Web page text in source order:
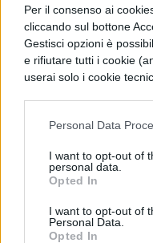
Per il consenso ai
cliccando sul bottone
Gestisci opzioni è
e rifiutare tutti i cookie
userai solo i cookie
Personal Data
I want to opt-out of
personal data.
Opted In
I want to opt-out of
Personal Data.
Opted In
un'intervista al
pubblicazione
chiesto di
le serate, è una
qualcuno